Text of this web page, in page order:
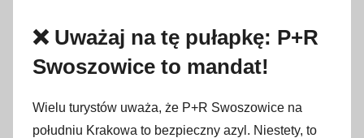
❌ Uważaj na tę pułapkę: P+R
Swoszowice to mandat!
Wielu turystów uważa, że P+R Swoszowice na
południu Krakowa to bezpieczny azyl. Niestety, to